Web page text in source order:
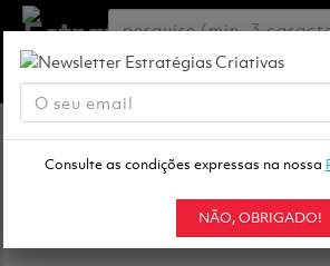
Consulte as condições expressas na nossa
NÃO, OBRIGADO!